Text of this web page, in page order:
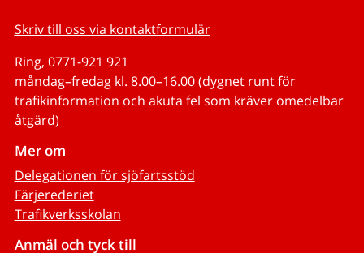
Skriv till oss via kontaktformulär
Ring, 0771-921 921
måndag–fredag kl. 8.00–16.00 (dygnet runt för
trafikinformation och akuta fel som kräver omedelbar
åtgärd)
Mer om
Delegationen för sjöfartsstöd
Färjerederiet
Trafikverksskolan
Anmäl och tyck till